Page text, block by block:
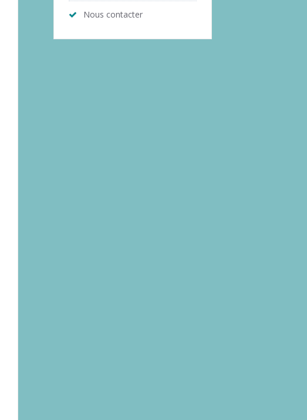
Nous contacter